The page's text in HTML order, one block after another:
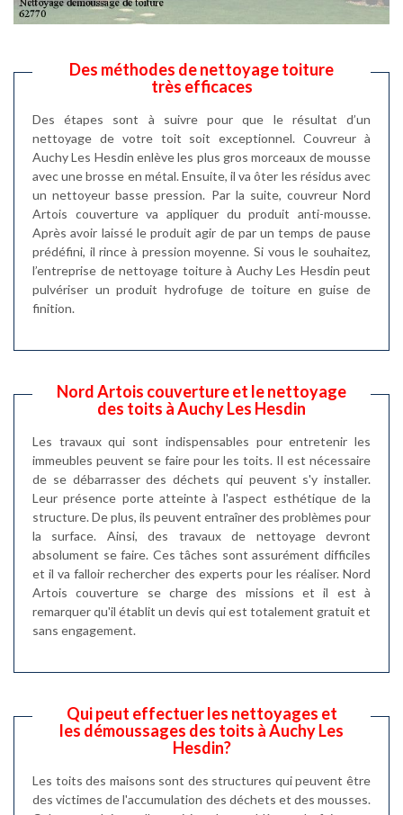
Des méthodes de nettoyage toiture
très efficaces
Des étapes sont à suivre pour que le résultat d’un
nettoyage de votre toit soit exceptionnel. Couvreur à
Auchy Les Hesdin enlève les plus gros morceaux de mousse
avec une brosse en métal. Ensuite, il va ôter les résidus avec
un nettoyeur basse pression. Par la suite, couvreur Nord
Artois couverture va appliquer du produit anti-mousse.
Après avoir laissé le produit agir de par un temps de pause
prédéfini, il rince à pression moyenne. Si vous le souhaitez,
l’entreprise de nettoyage toiture à Auchy Les Hesdin peut
pulvériser un produit hydrofuge de toiture en guise de
finition.
Nord Artois couverture et le nettoyage
des toits à Auchy Les Hesdin
Les travaux qui sont indispensables pour entretenir les
immeubles peuvent se faire pour les toits. Il est nécessaire
de se débarrasser des déchets qui peuvent s'y installer.
Leur présence porte atteinte à l'aspect esthétique de la
structure. De plus, ils peuvent entraîner des problèmes pour
la surface. Ainsi, des travaux de nettoyage devront
absolument se faire. Ces tâches sont assurément difficiles
et il va falloir rechercher des experts pour les réaliser. Nord
Artois couverture se charge des missions et il est à
remarquer qu'il établit un devis qui est totalement gratuit et
sans engagement.
Qui peut effectuer les nettoyages et
les démoussages des toits à Auchy Les
Hesdin?
Les toits des maisons sont des structures qui peuvent être
des victimes de l'accumulation des déchets et des mousses.